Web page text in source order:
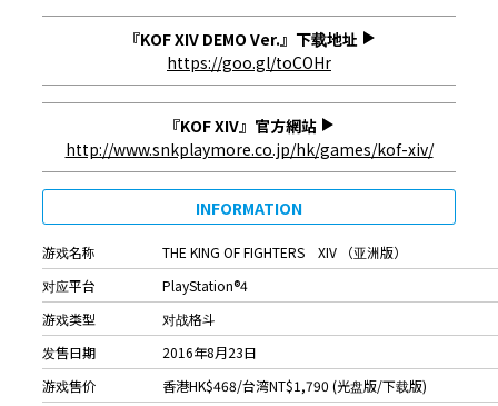
『KOF XIV DEMO Ver.』下载地址
https://goo.gl/toCOHr
『KOF XIV』官方網站
http://www.snkplaymore.co.jp/hk/games/kof-xiv/
INFORMATION
游戏名称
THE KING OF FIGHTERS XIV （亚洲版）
对应平台
PlayStation®4
游戏类型
对战格斗
发售日期
2016年8月23日
游戏售价
香港HK$468/台湾NT$1,790 (光盘版/下载版)